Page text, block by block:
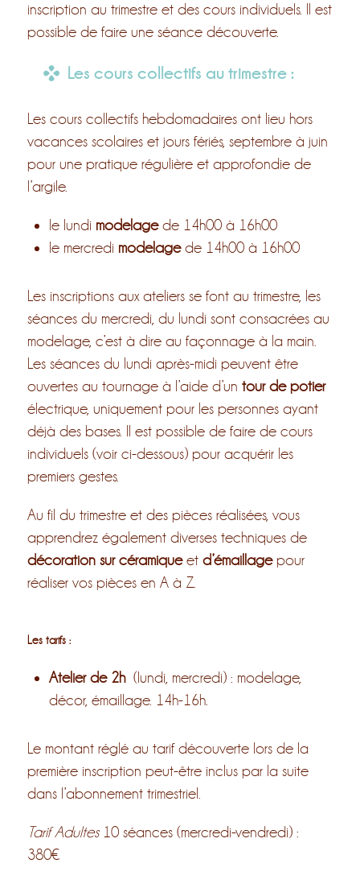
inscription au trimestre et des cours individuels. Il est
possible de faire une séance découverte.
Les cours collectifs au trimestre :
Les cours collectifs hebdomadaires ont lieu hors
vacances scolaires et jours fériés, septembre à juin
pour une pratique régulière et approfondie de
l’argile.
le lundi modelagede 14h00 à 16h00
le mercredi modelagede 14h00 à 16h00
Les inscriptions aux ateliers se font au trimestre, les
séances du mercredi, du lundi sont consacrées au
modelage, c’est à dire au façonnage à la main.
Les séances du lundi après-midi peuvent être
ouvertes au tournage à l’aide d’untour de potier
électrique, uniquement pour les personnes ayant
déjà des bases. Il est possible de faire de cours
individuels (voir ci-dessous) pour acquérir les
premiers gestes.
Au fil du trimestre et des pièces réalisées, vous
apprendrez également diverses techniques de
décoration sur céramiqueetd’émaillagepour
réaliser vos pièces en A à Z.
Les tarifs :
Atelier de 2h (lundi, mercredi) : modelage,
décor, émaillage. 14h-16h.
Le montant réglé au tarif découverte lors de la
première inscription peut-être inclus par la suite
dans l’abonnement trimestriel.
Tarif Adultes 10 séances (mercredi-vendredi) :
380€